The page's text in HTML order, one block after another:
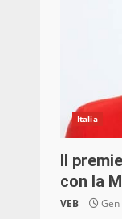
Italia
Il
con la
VEB